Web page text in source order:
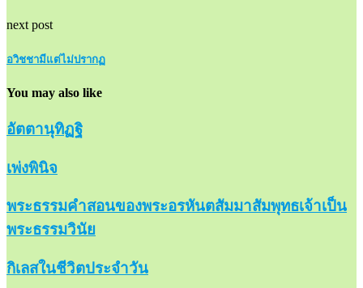
next post
อวิชชามีแต่ไม่ปรากฏ
You may also like
อัตตานุทิฏฐิ
เพ่งพินิจ
พระธรรมคำสอนของพระอรหันตสัมมาสัมพุทธเจ้าเป็น
พระธรรมวินัย
กิเลสในชีวิตประจำวัน